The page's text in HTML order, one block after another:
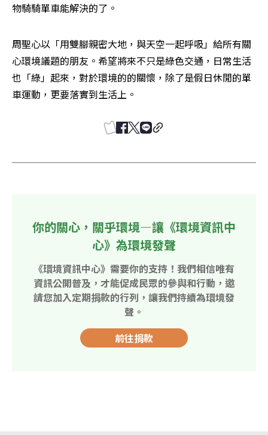
物騎騎單車能解決的了。
周聖心以「用雙腳親密大地，與天空一起呼吸」給所有關
心環境議題的朋友。希望將來不只是綠色交通，日常生活
也「綠」起來，對於環境的的關懷，除了是假日休閒的單
車運動，更要落實到生活上。
你的關心，關乎環境—讓《環境資訊中
心》為環境發聲
《環境資訊中心》需要你的支持！我們相信唯有
資訊公開普及，才能促成民眾的參與和行動，邀
請您加入定期捐款的行列，讓我們持續為環境發
聲。
前往捐款